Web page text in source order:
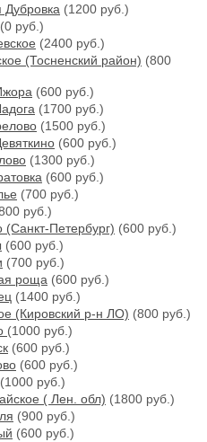
Дубровка (1200 руб.)
(0 руб.)
(2400 руб.)
(Тосненский район) (800
(600 руб.)
(1700 руб.)
(1500 руб.)
(600 руб.)
(1300 руб.)
(600 руб.)
(700 руб.)
руб.)
(Санкт-Петербург) (600 руб.)
(600 руб.)
(700 руб.)
роща (600 руб.)
(1400 руб.)
(Кировский р-н ЛО) (800 руб.)
(1000 руб.)
(600 руб.)
(600 руб.)
(1000 руб.)
( Лен. обл) (1800 руб.)
(900 руб.)
(600 руб.)